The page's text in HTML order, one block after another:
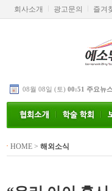
회사소개 광고문의 즐겨
08월 08일 (토) 00:51 주요뉴
HOME > 해외소식